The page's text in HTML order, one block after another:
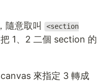
隨意取叫
<section
1、2 二個 section 的
來指定 3 轉成